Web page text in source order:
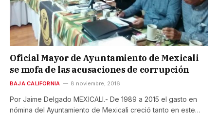
Oficial Mayor de Ayuntamiento de Mexicali
se mofa de las acusaciones de corrupción
BAJA CALIFORNIA 8 noviembre, 2016
Por Jaime Delgado MEXICALI.- De 1989 a 2015 el gasto en
nómina del Ayuntamiento de Mexicali creció tanto en este…